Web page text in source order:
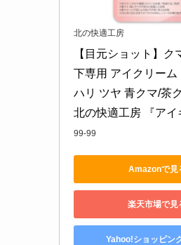
北の快適工房
【目元ショット】ク
下専用 アイクリーム
ハリ ツヤ 青クマ/茶
北の快適工房 『アイ
99-99
Amazonで見
楽天市場で見
Yahoo!ショッピン